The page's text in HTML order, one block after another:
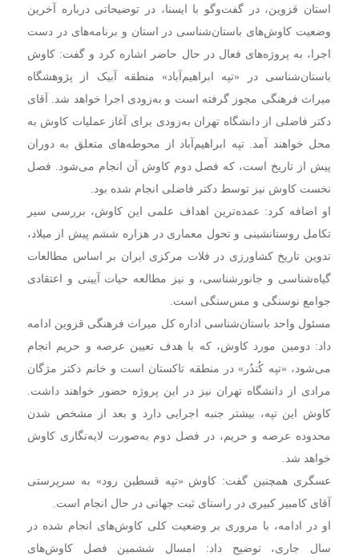
استان قزوین، در گفت‌وگو با ایسنا، در توضیحاتی درباره آخرین
وضعیت کاوش‌های باستان‌شناسی در استان و برنامه‌های در دست
اجرا، به پروژه‌های فعال در حال حاضر اشاره کرد و گفت: کاوش
باستان‌شناسی در «تپه ابراهیم‌آباد» منطقه‌ آبیک از پژوهشگاه
میراث فرهنگی مجوز گرفته است و به‌زودی اجرا خواهد شد. آقای
دکتر فاضلی از دانشگاه تهران به‌زودی برای آغاز عملیات کاوش به
محل خواهند آمد. تپه‌ ابراهیم‌آباد از محوطه‌های متعلق به دوران
پیش از تاریخ است، که فصل دوم کاوش آن انجام می‌شود. فصل
نخست کاوش نیز توسط دکتر فاضلی انجام شده بود.
او اضافه کرد: عمده‌ترین اهداف علمی این کاوش، بررسی سیر
تکامل روستانشینی و تحول معماری در هزاره‌ ششم پیش از میلاد،
تدوین تاریخ کشاورزی در فلات مرکزی ایران بر اساس مطالعات
گیاه‌شناسی و جانورشناسی، و نیز مطالعه‌ حیات آیینی و اعتقادی
جوامع نوسنگی و مس‌سنگی است.
مسئول واحد باستان‌شناسی اداره کل میراث فرهنگی قزوین ادامه
داد: دومین مورد کاوش، که با هدف تعیین عرصه و حریم انجام
می‌شود، «تپه کُندُر» در منطقه‌ تاکستان است و خانم دکتر مژگان
مرادی از دانشگاه تهران نیز در این پروژه حضور خواهند داشت.
کاوش این تپه، بیشتر جنبه اجرایی دارد و بعد از مشخص شدن
محدوده عرصه و حریم، در فصل دوم به‌صورت لایه‌نگاری کاوش
خواهد شد.
عسگری همچنین گفت: کاوش «تپه قسطین رود» به سرپرستی
آقای کامبیز کبیری در راستای ثبت جهانی در حال انجام است.
او در ادامه، با مروری بر وضعیت کلی کاوش‌های انجام شده در
سال جاری، توضیح داد: امسال ششمین فصل کاوش‌های